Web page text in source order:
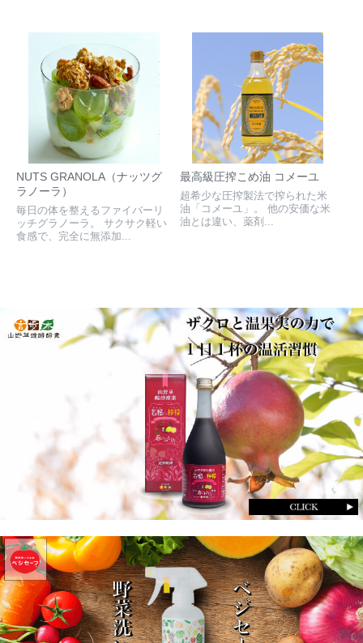
NUTS GRANOLA（ナッツグ
ラノーラ）
毎日の体を整えるファイバーリ
ッチグラノーラ。 サクサク軽い
食感で、完全に無添加...
最高級圧搾こめ油 コメーユ
超希少な圧搾製法で搾られた米
油「コメーユ」。 他の安価な米
油とは違い、薬剤...